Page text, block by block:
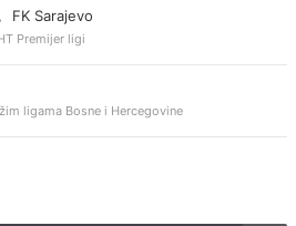
FK Sarajevo
Premijer ligi
ligama Bosne i Hercegovine